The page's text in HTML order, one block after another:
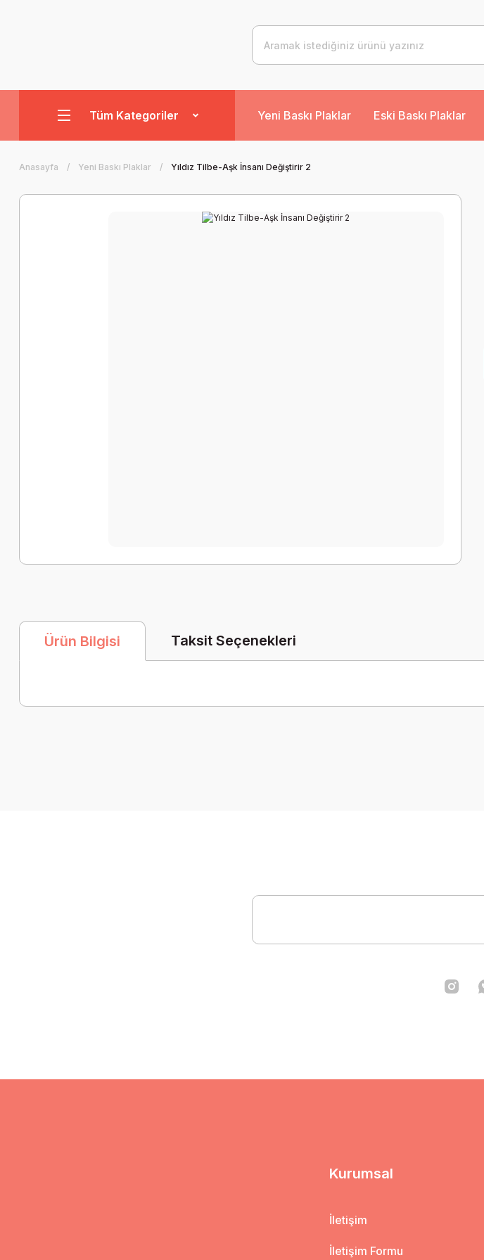
Tüm Kategoriler Yeni Baskı Plaklar Eski Baskı Plaklar
Anasayfa Yeni Baskı Plaklar Yıldız Tilbe-Aşk İnsanı Değiştirir 2
Ürün Bilgisi Taksit Seçenekleri
Kurumsal
İletişim
İletişim Formu